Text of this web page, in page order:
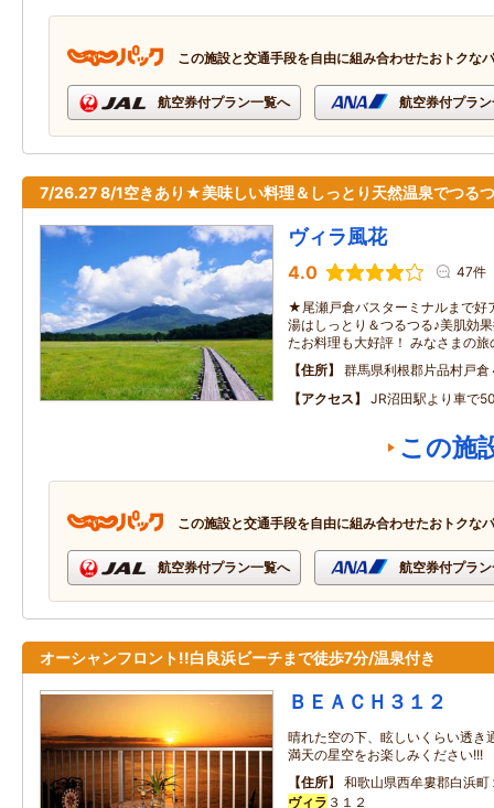
この施設と交通手段を自由に組み合わせたおトクな
航空券付プラン一覧へ 航空券付プラ
7/26.27 8/1空きあり★美味しい料理＆しっとり天然温泉でつる
ヴィラ風花
4.0 47件
★尾瀬戸倉バスターミナルまで
湯はしっとり＆つるつる♪美肌効
たお料理も大好評！ みなさまの
住所
群馬県利根郡片品村戸倉
アクセス
JR沼田駅より車で
この施
この施設と交通手段を自由に組み合わせたおトクな
航空券付プラン一覧へ 航空券付プラ
オーシャンフロント!!白良浜ビーチまで徒歩7分/温泉付き
ＢＥＡＣＨ３１２
晴れた空の下、眩しいくらい透き
満天の星空をお楽しみください!!!
住所
和歌山県西牟婁郡白浜
ヴィラ ３１２